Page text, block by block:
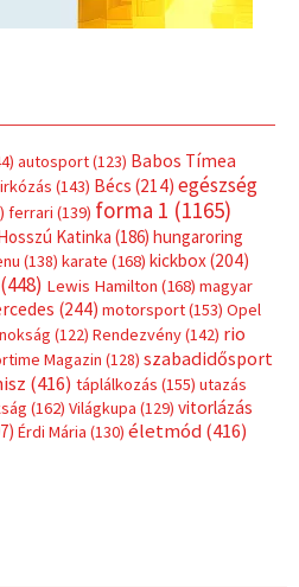
autosport(123) Babos Tímea
(143) Bécs (214) egészség
ferrari (139) forma 1 (1165)
Katinka (186) hungaroring
(138) karate (168) kickbox(204)
(448) Lewis Hamilton (168) magyar
(244) motorsport(153) Opel
(122) Rendezvény(142) rio
Magazin (128) szabadidősport
(416) táplálkozás (155) utazás
(162) Világkupa (129) vitorlázás
Érdi Mária (130) életmód(416)